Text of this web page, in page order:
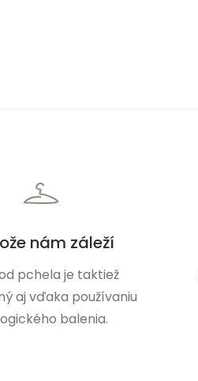
nám záleží
pchela je taktiež
aj vďaka používaniu
balenia.